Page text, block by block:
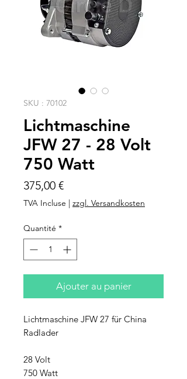
SKU : 70102
Lichtmaschine
JFW 27 - 28 Volt
750 Watt
375,00 €Prix
TVA Incluse | zzgl. Versandkosten
Quantité *
Ajouter au panier
Lichtmaschine JFW 27 für China
Radlader
28 Volt
750 Watt